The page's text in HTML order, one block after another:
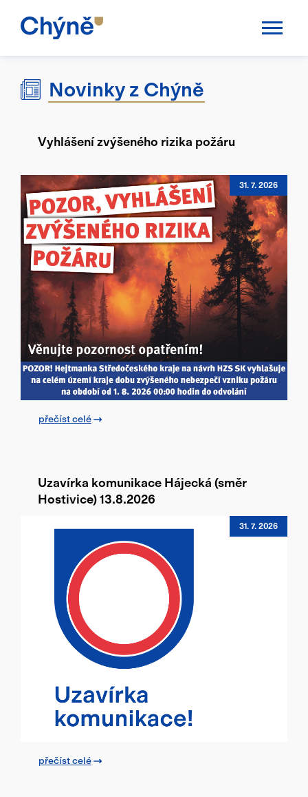
Úřední deska
Potřebuji vyřídit
Kalendář akcí
TS Chýně
Přihlásit se
Novinky z Chýně
Vyhlášení zvýšeného rizika požáru
31. 7. 2026
přečíst celé
Uzavírka komunikace Hájecká (směr
Hostivice) 13.8.2026
31. 7. 2026
přečíst celé